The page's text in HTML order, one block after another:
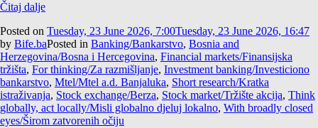
Čitaj dalje
Posted on Tuesday, 23 June 2026, 7:00Tuesday, 23 June 2026, 16:47
by Bife.baPosted in Banking/Bankarstvo, Bosnia and
Herzegovina/Bosna i Hercegovina, Financial markets/Finansijska
tržišta, For thinking/Za razmišljanje, Investment banking/Investiciono
bankarstvo, Mtel/Mtel a.d. Banjaluka, Short research/Kratka
istraživanja, Stock exchange/Berza, Stock market/Tržište akcija, Think
globally, act locally/Misli globalno djeluj lokalno, With broadly closed
eyes/Širom zatvorenih očiju